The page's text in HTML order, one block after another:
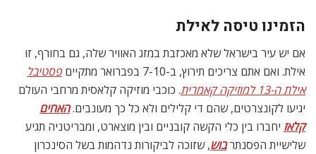
הזמינו טיסה לאילת
אם יש עיר בישראל שלא מאכזבת במזג האוויר שלה, גם בחורף, זו
אילת. ואם אתם צריכים תירוץ, ב-7-10 בפברואר מתקיים
פסטיבל
אילת ה-13 למוזיקה קאמרית
. כוכבי מוזיקה קלאסית מרחבי העולם
יגיעו לקונצרטים, שהם די קלילים ולא כל כך מעונבים.האחים
קלאז יחברו בין כלי הקשה קובניים ובין מוצארט, ומבריטניה תגיע
שלישיית הפסנתרבוש, שזוכה לביקורות נדהמות בשל הסינכרון